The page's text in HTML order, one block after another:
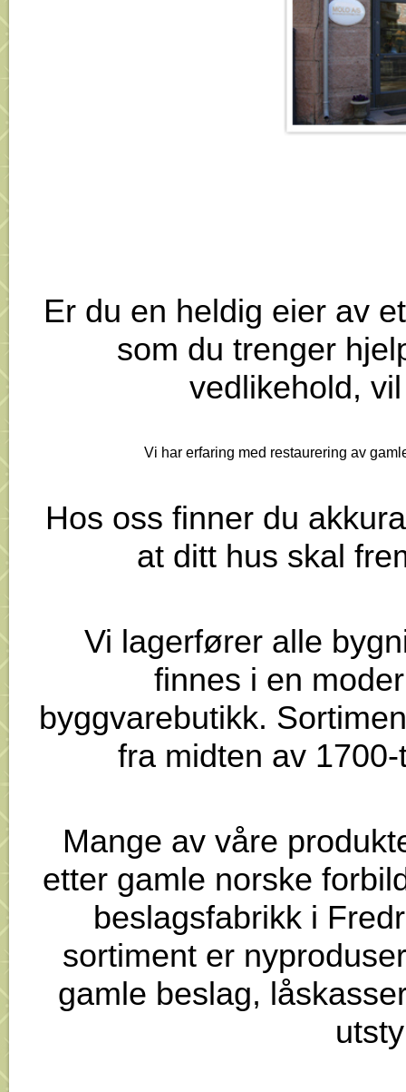
Er du en heldig eier av
som du trenger
vedlikehold,
Vi har erfaring med restaurering av
Hos oss finner du
at ditt hus skal
Vi lagerfører alle
finnes i en
byggvarebutikk.
fra midten av
Mange av våre
etter gamle norske
beslagsfabrikk i
sortiment er
gamle beslag,